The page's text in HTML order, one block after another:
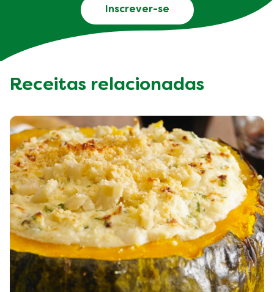
Inscrever-se
Receitas relacionadas